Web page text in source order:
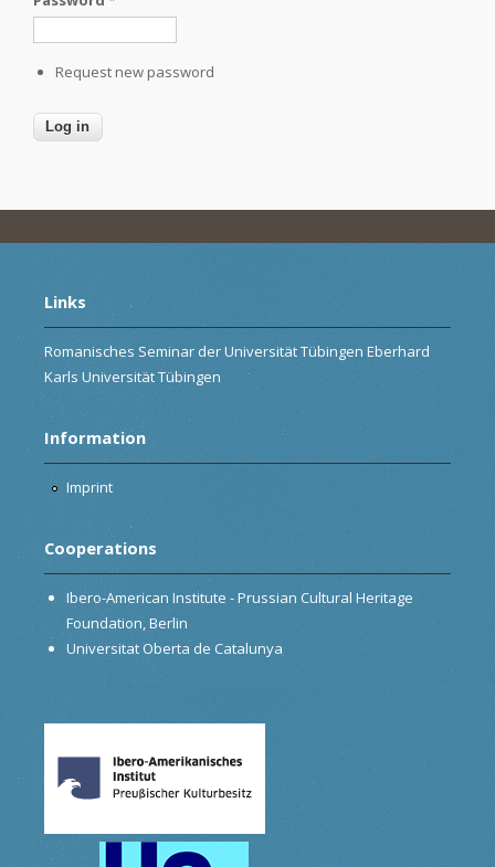
Request new password
Links
Romanisches Seminar der Universität Tübingen Eberhard
Karls Universität Tübingen
Information
Imprint
Cooperations
Ibero-American Institute - Prussian Cultural Heritage
Foundation, Berlin
Universitat Oberta de Catalunya